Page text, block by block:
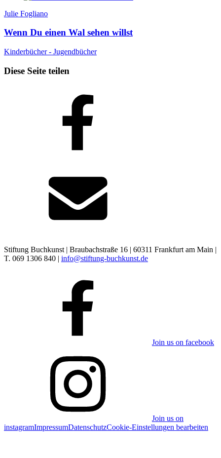
Julie Fogliano
Wenn Du einen Wal sehen willst
Kinderbücher - Jugendbücher
Diese Seite teilen
Stiftung Buchkunst | Braubachstraße 16 | 60311 Frankfurt am Main |
T. 069 1306 840 | info@stiftung-buchkunst.de
Join us on facebook
Join us on
instagramImpressumDatenschutzCookie-Einstellungen bearbeiten